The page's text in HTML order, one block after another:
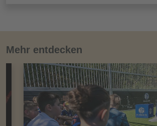
Mehr entdecken